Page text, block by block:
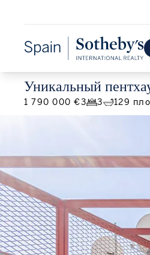
Уникальный
1 790 000 €3 3 129